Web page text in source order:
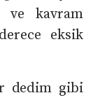
ve kavram
eksik
dedim gibi